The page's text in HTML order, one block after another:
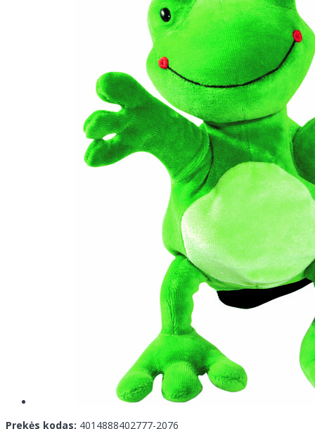
Prekės kodas: 4014888402777-2076